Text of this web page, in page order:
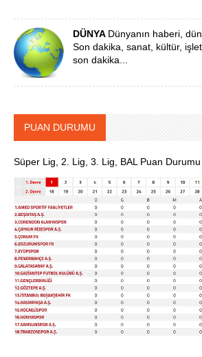
DÜNYA Dünyanın haberi,
Son dakika, sanat, kültür,
son dakika...
PUAN DURUMU
Süper Lig, 2. Lig, 3. Lig, BAL Puan